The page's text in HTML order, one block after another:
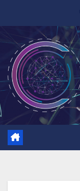
содержимому